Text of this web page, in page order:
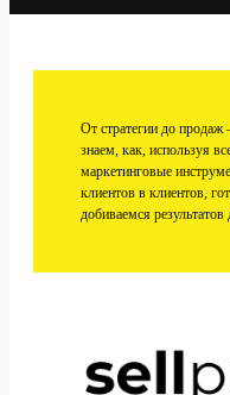
От стратегии до
знаем, как, используя
маркетинговые
клиентов в клиентов,
добиваемся